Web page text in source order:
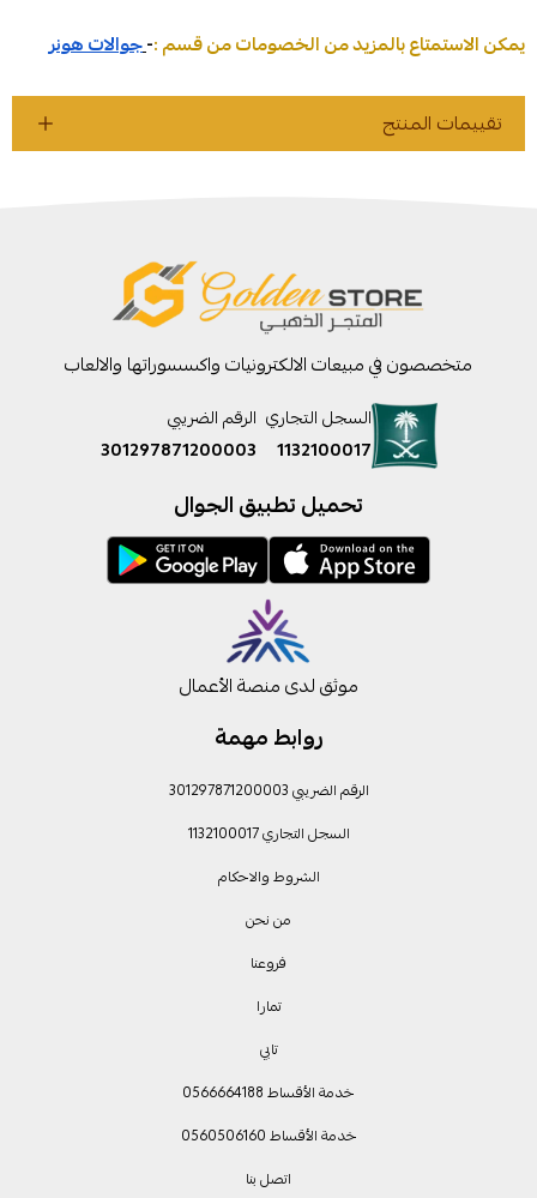
يمكن الاستمتاع بالمزيد من الخصومات من قسم :-جوالات هونر
تقييمات المنتج
روابط مهمة
الرقم الضريبي 301297871200003
السجل التجاري 1132100017
الشروط والاحكام
من نحن
فروعنا
تمارا
تابي
خدمة الأقساط 0566664188
خدمة الأقساط 0560506160
اتصل بنا
متخصصون في مبيعات الالكترونيات واكسسوراتها والالعاب
السجل التجاري
1132100017
الرقم الضريبي
301297871200003
تحميل تطبيق الجوال
موثق لدى منصة الأعمال